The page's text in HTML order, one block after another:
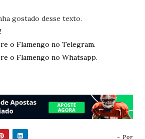
gostado desse texto.
o Flamengo no Telegram.
o Flamengo no Whatsapp.
- Por